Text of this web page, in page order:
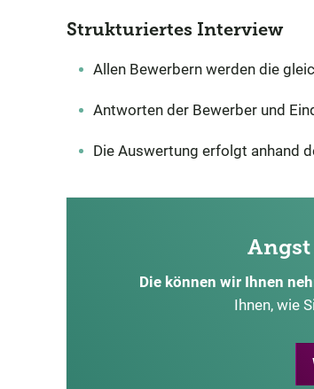
Strukturiertes Interview
Allen Bewerbern werden die
Antworten der Bewerber und
Die Auswertung erfolgt anhand
Angst
Die können wir Ihnen
Ihnen, wie